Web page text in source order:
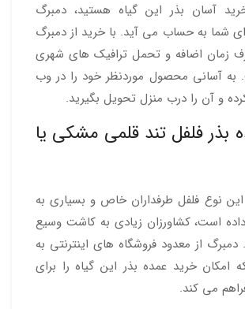
آسان بذر این گیاه هستید، دمبرگ
شما به حساب می آید. با خرید از دمبرگ
زمان اضافه و تحمل ترافیک های شهری
به آسانی محصول موردنظر خود را در وب
و آن را درب منزل تحویل بگیرید.
بذر فلفل تند قلمی مشکی یا
نوع فلفل طرفداران خاص و بسیاری به
است، کشاورزان زیادی به کاشت وسیع
دمبرگ از معدود فروشگاه های اینترنتی به
امکان خرید عمده بذر این گیاه را برای
می کند.